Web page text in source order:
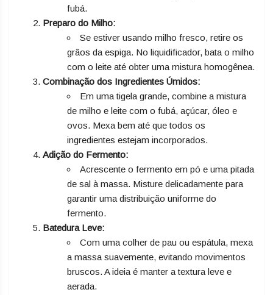
fubá.
Preparo do Milho:
Se estiver usando milho fresco, retire os
grãos da espiga. No liquidificador, bata o milho
com o leite até obter uma mistura homogênea.
Combinação dos Ingredientes Úmidos:
Em uma tigela grande, combine a mistura
de milho e leite com o fubá, açúcar, óleo e
ovos. Mexa bem até que todos os
ingredientes estejam incorporados.
Adição do Fermento:
Acrescente o fermento em pó e uma pitada
de sal à massa. Misture delicadamente para
garantir uma distribuição uniforme do
fermento.
Batedura Leve:
Com uma colher de pau ou espátula, mexa
a massa suavemente, evitando movimentos
bruscos. A ideia é manter a textura leve e
aerada.